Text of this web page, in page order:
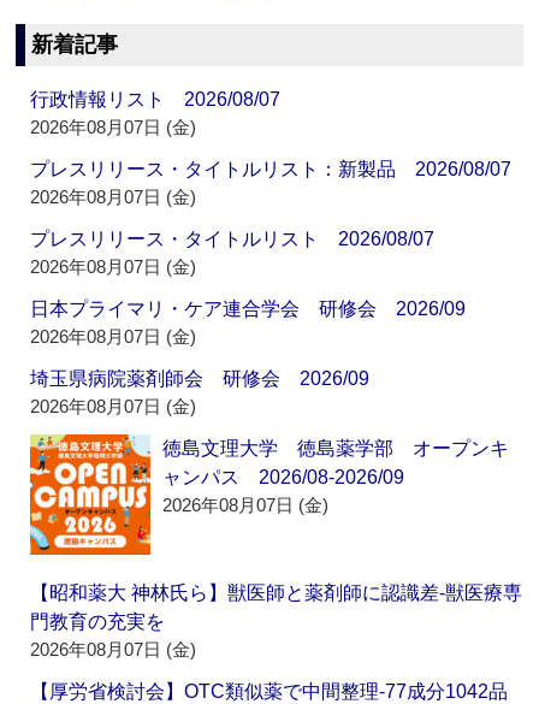
新着記事
行政情報リスト 2026/08/07
2026年08月07日 (金)
プレスリリース・タイトルリスト：新製品 2026/08/07
2026年08月07日 (金)
プレスリリース・タイトルリスト 2026/08/07
2026年08月07日 (金)
日本プライマリ・ケア連合学会 研修会 2026/09
2026年08月07日 (金)
埼玉県病院薬剤師会 研修会 2026/09
2026年08月07日 (金)
徳島文理大学 徳島薬学部 オープンキ
ャンパス 2026/08-2026/09
2026年08月07日 (金)
【昭和薬大 神林氏ら】獣医師と薬剤師に認識差‐獣医療専
門教育の充実を
2026年08月07日 (金)
【厚労省検討会】OTC類似薬で中間整理‐77成分1042品